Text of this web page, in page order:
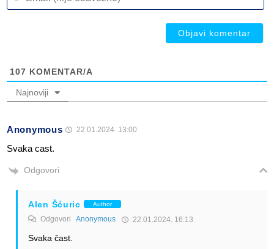
107 KOMENTAR/A
Najnoviji
Anonymous 22.01.2024. 13:00
Svaka cast.
Odgovori
Alen Šćuric Author
Odgovori Anonymous 22.01.2024. 16:13
Svaka čast.